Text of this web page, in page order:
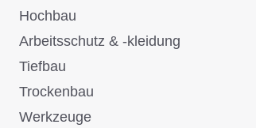
Hochbau
Arbeitsschutz & -kleidung
Tiefbau
Trockenbau
Werkzeuge